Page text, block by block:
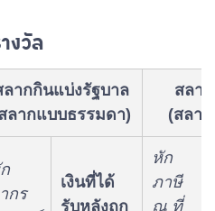
งวัล
ลากกินแบ่งรัฐบาล
ลากแบบธรรมดา)
สลา
(สลา
กร
เงินที่ได้
รับหลังถูก
หัก
ภาษี
ณ ที่